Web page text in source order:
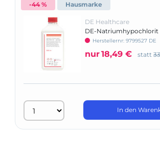
-44 % Hausmarke
DE Healthcare
DE-Natriumhypochlorit
Herstellernr: 9799527 DE
nur18,49 € statt
In den